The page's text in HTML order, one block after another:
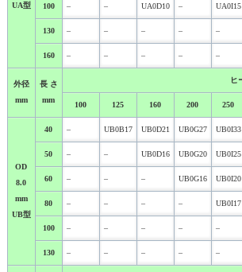
UA型
100 – – UA0D10 – UA0I15
130 – – – – –
160 – – – – –
外径
mm
長 さ
mm
ヒ
100 125 160 200 250
OD
8.0
mm
UB型
40 – UB0B17 UB0D21 UB0G27 UB0I33
50 – – UB0D16 UB0G20 UB0I25
60 – – – UB0G16 UB0I20
80 – – – – UB0I17
100 – – – – –
130 – – – – –